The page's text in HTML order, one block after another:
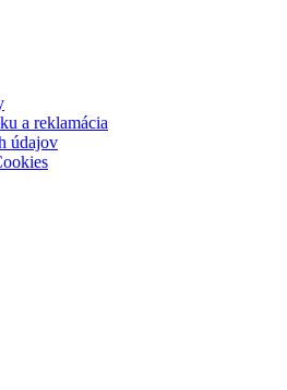
a reklamácia
údajov